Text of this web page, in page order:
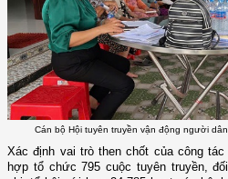
Cán bộ Hội tuyên truyền vận động người
Xác định vai trò then chốt của công
hợp tổ chức 795 cuộc tuyên truyền,